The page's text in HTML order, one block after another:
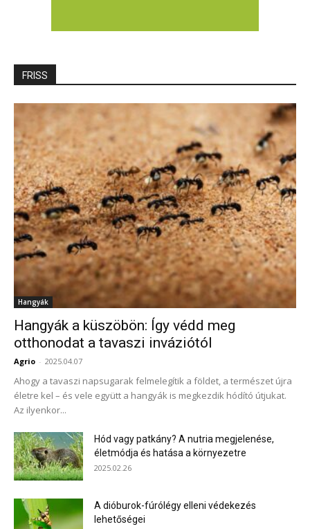
FRISS
Hangyák
Hangyák a küszöbön: Így védd meg
otthonodat a tavaszi inváziótól
Agrio - 2025.04.07
Ahogy a tavaszi napsugarak felmelegítik a földet, a természet újra
életre kel – és vele együtt a hangyák is megkezdik hódító útjukat.
Az ilyenkor...
Hód vagy patkány? A nutria megjelenése,
életmódja és hatása a környezetre
2025.02.26
A dióburok-fúrólégy elleni védekezés
lehetőségei